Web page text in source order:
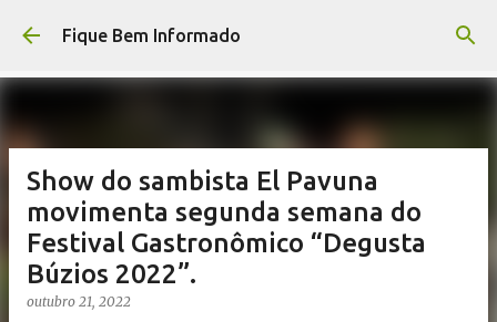
Pular para o conteúdo principal
Fique Bem Informado
Show do sambista El Pavuna
movimenta segunda semana do
Festival Gastronômico “Degusta
Búzios 2022”.
outubro 21, 2022